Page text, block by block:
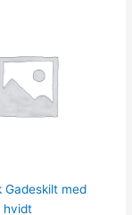
Gadeskilt med
hvidt